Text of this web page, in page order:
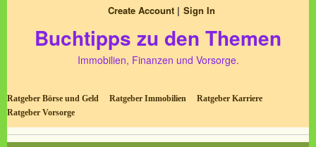
Create Account Sign In
Buchtipps zu den Themen
Immobilien, Finanzen und Vorsorge.
Ratgeber Börse und Geld Ratgeber Immobilien
Ratgeber Karriere
Ratgeber Vorsorge